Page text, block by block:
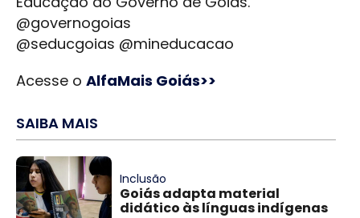
@governogoias
@seducgoias @mineducacao
Acesse o AlfaMais Goiás>>
SAIBA MAIS
Inclusão
Goiás adapta material
didático às línguas indígenas